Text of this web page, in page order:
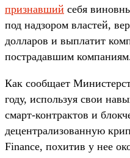
признавший себя
под надзором властей,
долларов и выплатит
пострадавшим
Как сообщает
году, используя свои
смарт-контрактов и
децентрализованную
Finance, похитив у нее